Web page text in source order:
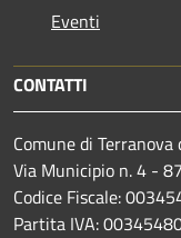
Eventi
CONTATTI
Comune di Terranova
Via Municipio n. 4 -
Codice Fiscale:
Partita IVA: